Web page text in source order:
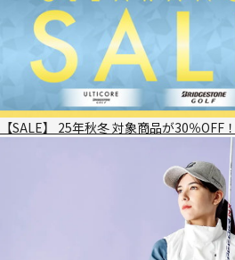
【SALE】 25年秋冬 対象商品が30％OFF